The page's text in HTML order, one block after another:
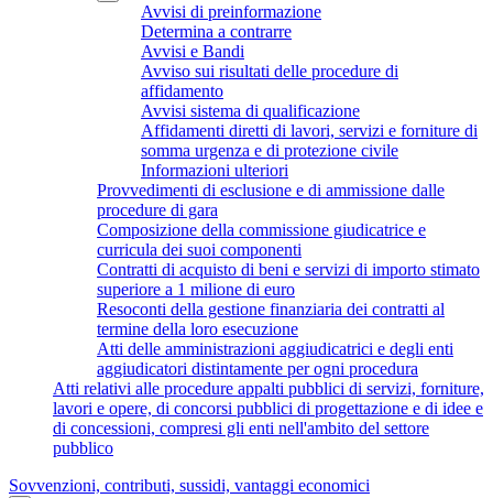
Avvisi di preinformazione
Determina a contrarre
Avvisi e Bandi
Avviso sui risultati delle procedure di
affidamento
Avvisi sistema di qualificazione
Affidamenti diretti di lavori, servizi e forniture di
somma urgenza e di protezione civile
Informazioni ulteriori
Provvedimenti di esclusione e di ammissione dalle
procedure di gara
Composizione della commissione giudicatrice e
curricula dei suoi componenti
Contratti di acquisto di beni e servizi di importo stimato
superiore a 1 milione di euro
Resoconti della gestione finanziaria dei contratti al
termine della loro esecuzione
Atti delle amministrazioni aggiudicatrici e degli enti
aggiudicatori distintamente per ogni procedura
Atti relativi alle procedure appalti pubblici di servizi, forniture,
lavori e opere, di concorsi pubblici di progettazione e di idee e
di concessioni, compresi gli enti nell'ambito del settore
pubblico
Sovvenzioni, contributi, sussidi, vantaggi economici